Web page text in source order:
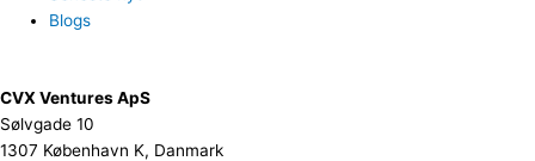
Blogs
CVX Ventures ApS
Sølvgade 10
1307 København K, Danmark